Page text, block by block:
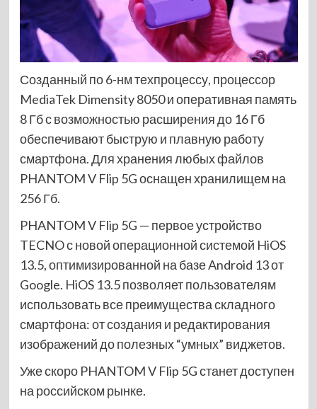
Созданный по 6-нм техпроцессу, процессор
MediaTek Dimensity 8050 и оперативная память
8 Гб с возможностью расширения до 16 Гб
обеспечивают быструю и плавную работу
смартфона. Для хранения любых файлов
PHANTOM V Flip 5G оснащен хранилищем на
256 Гб.
PHANTOM V Flip 5G — первое устройство
TECNO с новой операционной системой HiOS
13.5, оптимизированной на базе Android 13 от
Google. HiOS 13.5 позволяет пользователям
использовать все преимущества складного
смартфона: от создания и редактирования
изображений до полезных “умных” виджетов.
Уже скоро PHANTOM V Flip 5G станет доступен
на российском рынке.